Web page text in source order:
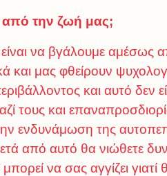
από την ζωή μας;
να βγάλουμε αμέσως
μας φθείρουν
και αυτό δεν
τους και
ενδυνάμωση της
από αυτό θα νιώθετε
να σας αγγίζει γιατί